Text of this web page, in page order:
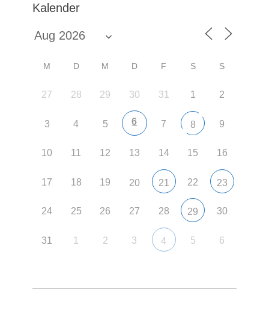
Kalender
M D M D F S S
27 28 29 30 31 1 2
3 4 5 6 7 8 9
10 11 12 13 14 15 16
17 18 19 20 21 22 23
24 25 26 27 28 29 30
31 1 2 3 4 5 6